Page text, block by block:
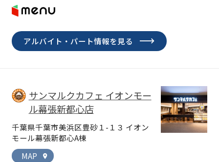
アルバイト・パート情報を見る
サンマルクカフェ イオンモー
ル幕張新都心店
千葉県千葉市美浜区豊砂１-１３ イオン
モール幕張新都心A棟
MAP
location_on